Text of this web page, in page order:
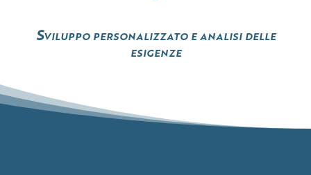
Sviluppo personalizzato e analisi delle
esigenze